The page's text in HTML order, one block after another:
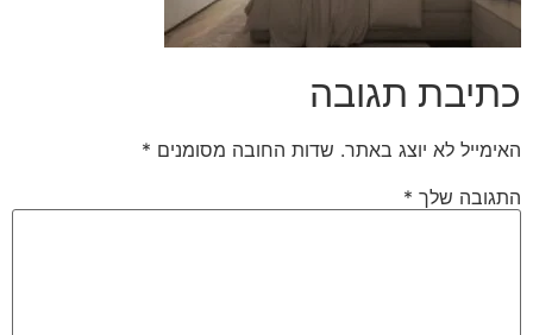
כתיבת תגובה
האימייל לא יוצג באתר. שדות החובה מסומנים *
התגובה שלך *